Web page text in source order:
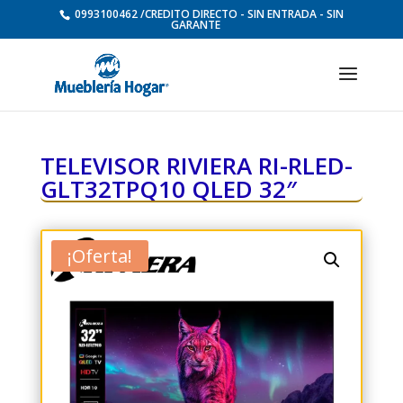
0993100462 /CREDITO DIRECTO - SIN ENTRADA - SIN
GARANTE
TELEVISOR RIVIERA RI-RLED-
GLT32TPQ10 QLED 32″
¡Oferta!